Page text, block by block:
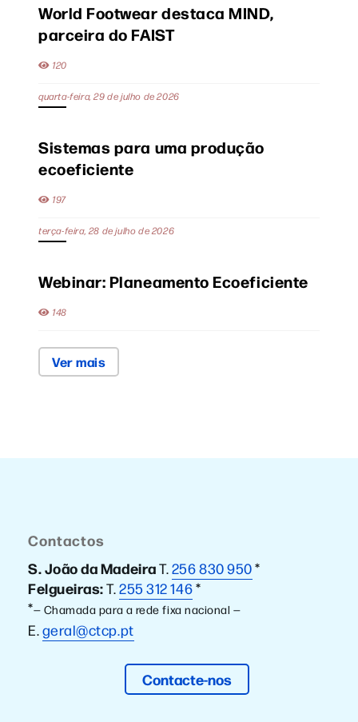
World Footwear destaca MIND,
parceira do FAIST
120
quarta-feira, 29 de julho de 2026
Sistemas para uma produção
ecoeficiente
197
terça-feira, 28 de julho de 2026
Webinar: Planeamento Ecoeficiente
148
Ver mais
Contactos
S. João da MadeiraT.256 830 950*
Felgueiras:T.255 312 146*
*— Chamada para a rede fixa nacional —
E.geral@ctcp.pt
Contacte-nos